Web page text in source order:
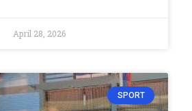
April 28, 2026
SPORT